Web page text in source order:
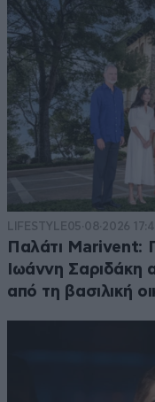
LIFESTYLE05·08·2026
Παλάτι Marivent:
Ιωάννη Σαριδάκη
από τη βασιλική